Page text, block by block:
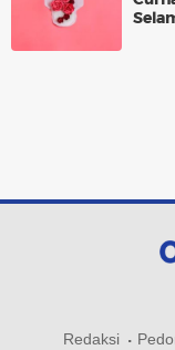
Redaksi